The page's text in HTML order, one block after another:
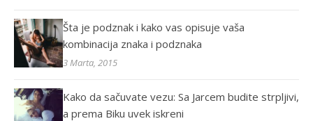
Šta je podznak i kako vas opisuje vaša
kombinacija znaka i podznaka
3 Marta, 2015
Kako da sačuvate vezu: Sa Jarcem budite strpljivi,
a prema Biku uvek iskreni